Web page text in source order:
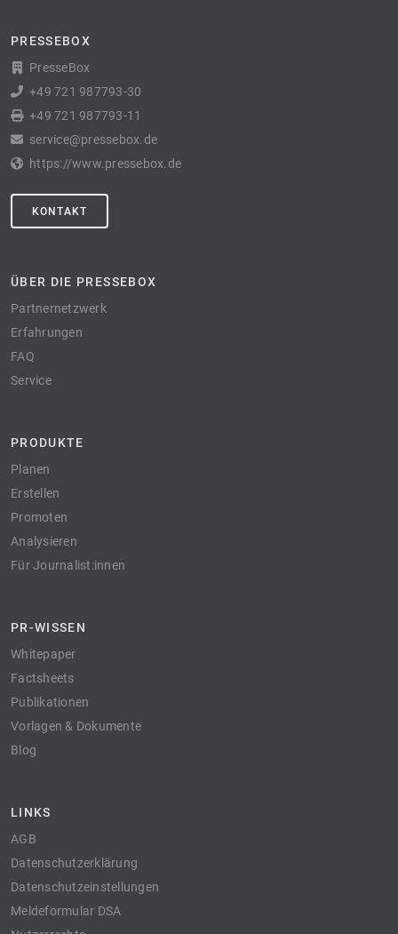
PRESSEBOX
PresseBox
+49 721 987793-30
+49 721 987793-11
service@pressebox.de
https://www.pressebox.de
KONTAKT
ÜBER DIE PRESSEBOX
Partnernetzwerk
Erfahrungen
FAQ
Service
PRODUKTE
Planen
Erstellen
Promoten
Analysieren
Für Journalist:innen
PR-WISSEN
Whitepaper
Factsheets
Publikationen
Vorlagen & Dokumente
Blog
LINKS
AGB
Datenschutzerklärung
Datenschutzeinstellungen
Meldeformular DSA